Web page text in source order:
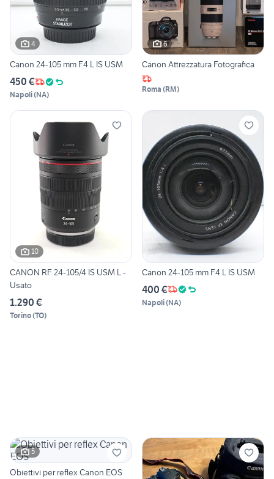
4
Canon 24-105 mm F4 L IS USM
450 €
Napoli(NA)
6
Canon Attrezzatura Fotografica
Roma (RM)
10
CANON RF 24-105/4 IS USM L -
Usato
1.290 €
Torino(TO)
Canon 24-105 mm F4 L IS USM
400 €
Napoli(NA)
5
Obiettivi per reflex Canon EOS